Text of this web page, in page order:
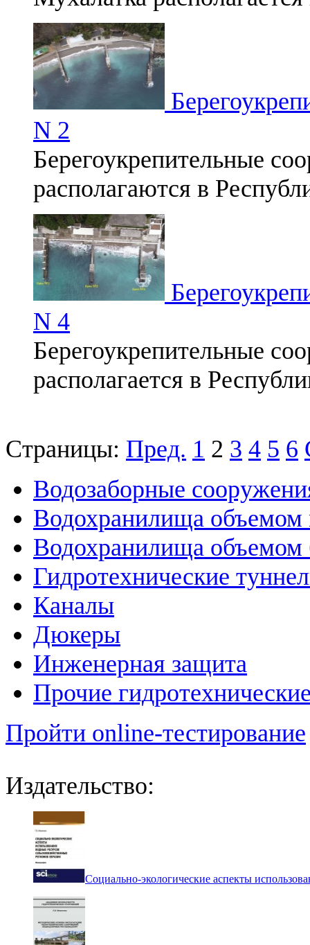
N 2
Берегоукрепительные
располагаются в
N 4
Берегоукрепительные
располагается в
Страницы: Пред. 1 2 3 4 5 6
Водозаборные
Водохранилища
Водохранилища объемом
Гидротехнические
Каналы
Дюкеры
Инженерная защита
Прочие
Пройти online-тестирование
Издательство:
Социально-экологические аспекты